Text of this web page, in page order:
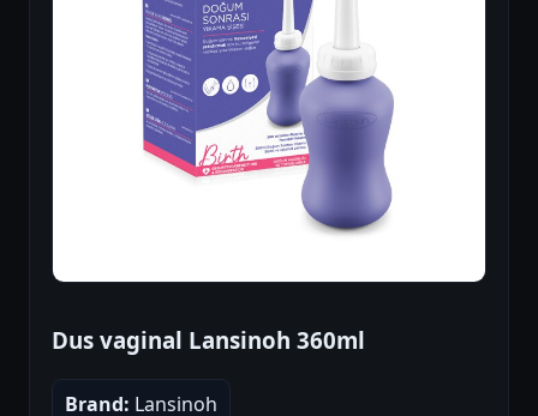
Dus vaginal Lansinoh 360ml
Brand: Lansinoh